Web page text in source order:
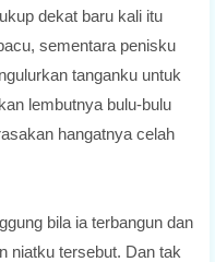
dekat baru kali itu
sementara penisku
tanganku untuk
lembutnya bulu-bulu
hangatnya celah
bila ia terbangun dan
niatku tersebut. Dan tak